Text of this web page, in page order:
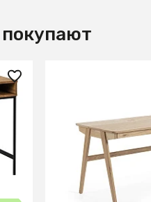
Рабочий стол
натуральный